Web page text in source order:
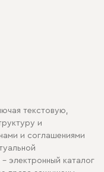
текстовую,
и
и соглашениями
электронный каталог